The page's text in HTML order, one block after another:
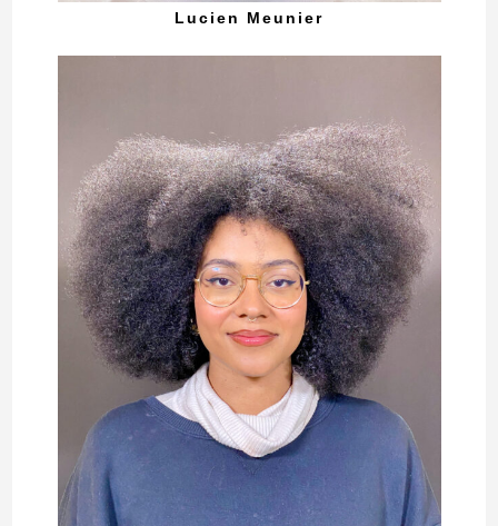
Lucien Meunier